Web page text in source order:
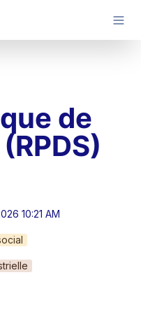
de
10:21 AM